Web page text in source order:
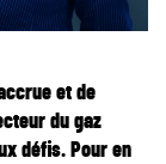
et de
du gaz
défis. Pour en